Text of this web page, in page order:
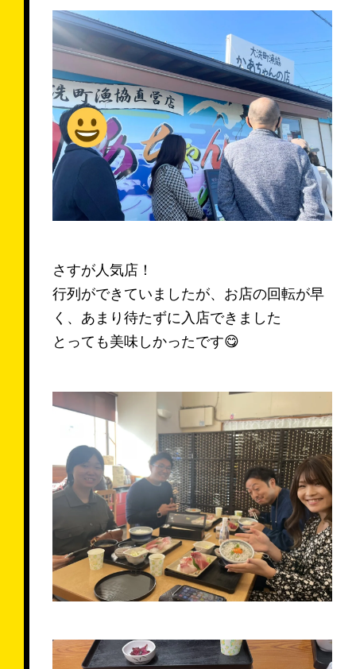
さすが人気店！
行列ができていましたが、お店の回転が早
く、あまり待たずに入店できました
とっても美味しかったです😋